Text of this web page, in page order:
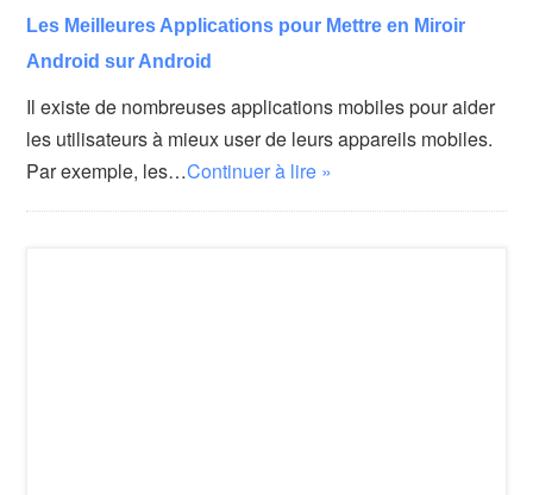
Les Meilleures Applications pour Mettre en Miroir
Android sur Android
Il existe de nombreuses applications mobiles pour aider
les utilisateurs à mieux user de leurs appareils mobiles.
Par exemple, les…Continuer à lire »